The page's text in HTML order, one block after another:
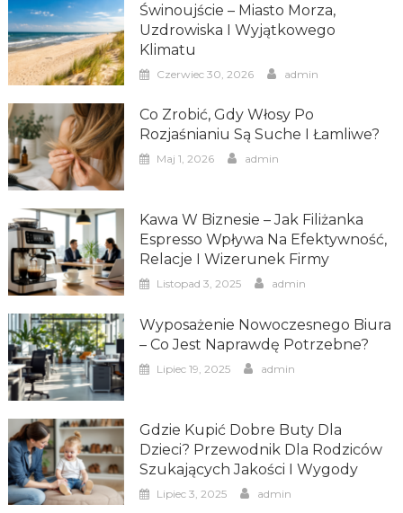
Świnoujście – Miasto Morza,
Uzdrowiska I Wyjątkowego
Klimatu
Czerwiec 30, 2026 admin
Co Zrobić, Gdy Włosy Po
Rozjaśnianiu Są Suche I Łamliwe?
Maj 1, 2026 admin
Kawa W Biznesie – Jak Filiżanka
Espresso Wpływa Na Efektywność,
Relacje I Wizerunek Firmy
Listopad 3, 2025 admin
Wyposażenie Nowoczesnego Biura
– Co Jest Naprawdę Potrzebne?
Lipiec 19, 2025 admin
Gdzie Kupić Dobre Buty Dla
Dzieci? Przewodnik Dla Rodziców
Szukających Jakości I Wygody
Lipiec 3, 2025 admin